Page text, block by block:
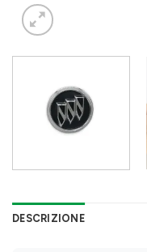
DESCRIZIONE